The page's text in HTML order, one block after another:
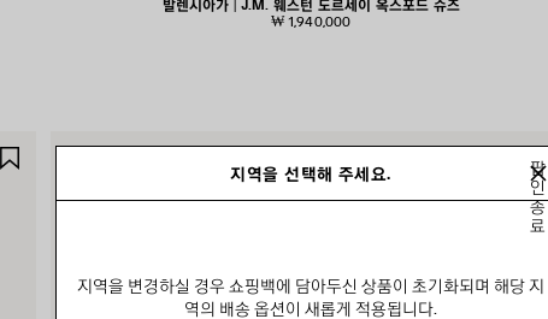
발렌시아가 | J.M. 웨스턴 도르세이 옥스포드 슈즈
₩ 1,940,000
지역을 선택해 주세요.
팝
인
종
료
지역을 변경하실 경우 쇼핑백에 담아두신 상품이 초기화되며 해당 지
역의 배송 옵션이 새롭게 적용됩니다.